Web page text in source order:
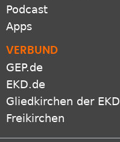
Podcast
Apps
VERBUND
GEP.de
EKD.de
Gliedkirchen der EKD
Freikirchen